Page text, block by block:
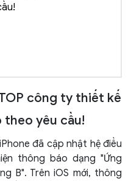
công ty thiết kế
yêu cầu!
đã cập nhật hệ điều
thông báo dạng "Ứng
B". Trên iOS mới, thông